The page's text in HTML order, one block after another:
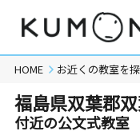
HOME お近くの教室を
福島県双葉郡
付近の公文式教室